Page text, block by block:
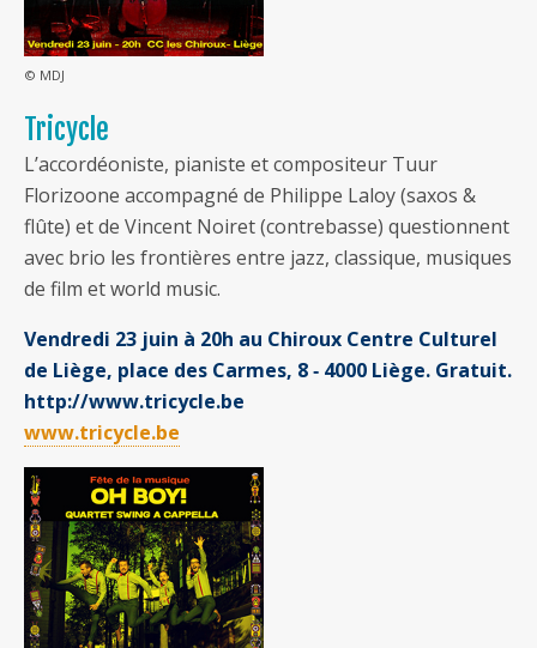
© MDJ
Tricycle
L’accordéoniste, pianiste et compositeur Tuur
Florizoone accompagné de Philippe Laloy (saxos &
flûte) et de Vincent Noiret (contrebasse) questionnent
avec brio les frontières entre jazz, classique, musiques
de film et world music.
Vendredi 23 juin à 20h au Chiroux Centre Culturel
de Liège, place des Carmes, 8 ‐ 4000 Liège. Gratuit.
http://www.tricycle.be
www.tricycle.be